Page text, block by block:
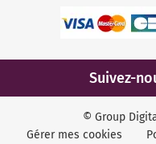
Suivez-
© Group
Gérer mes cookies